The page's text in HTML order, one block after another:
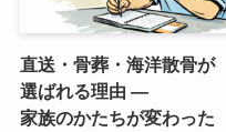
直送・骨葬・海洋散骨が​
選ばれる​理由 ―
家族のかたちが​変わった​